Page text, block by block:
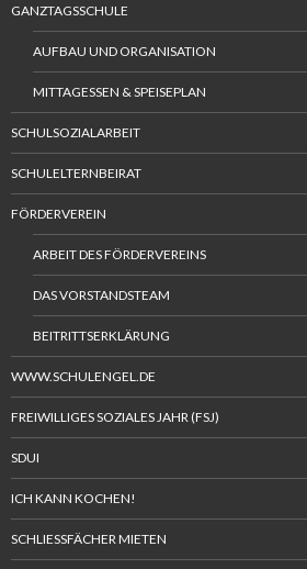
GANZTAGSSCHULE
AUFBAU UND ORGANISATION
MITTAGESSEN & SPEISEPLAN
SCHULSOZIALARBEIT
SCHULELTERNBEIRAT
FÖRDERVEREIN
ARBEIT DES FÖRDERVEREINS
DAS VORSTANDSTEAM
BEITRITTSERKLÄRUNG
WWW.SCHULENGEL.DE
FREIWILLIGES SOZIALES JAHR (FSJ)
SDUI
ICH KANN KOCHEN!
SCHLIESSFÄCHER MIETEN